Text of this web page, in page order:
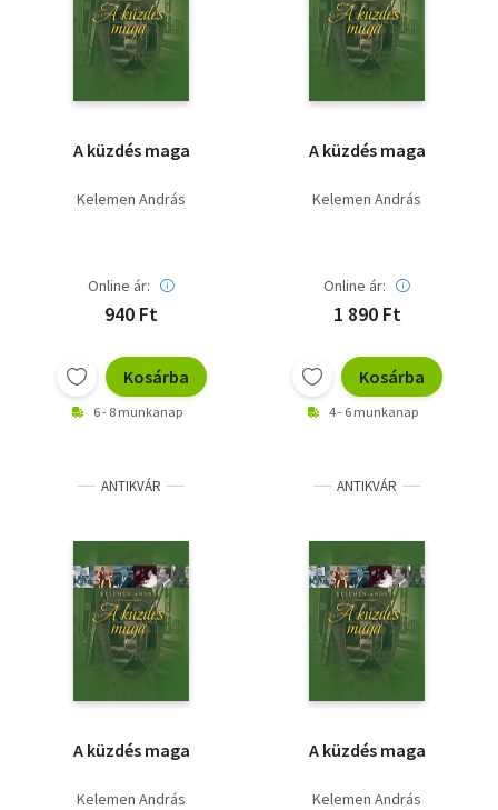
Szótár, nyelvkönyv
Társadalomtudomány
Természettudomány
A küzdés maga
Kelemen András
Online ár:
940 Ft
Kosárba
6 - 8 munkanap
A küzdés maga
Kelemen András
Online ár:
1 890 Ft
Kosárba
4 - 6 munkanap
ANTIKVÁR
A küzdés maga
Kelemen András
ANTIKVÁR
A küzdés maga
Kelemen András